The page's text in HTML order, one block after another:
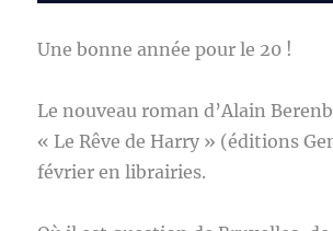
Une bonne année pour le 20 !
Le nouveau roman d’Alain
« Le Rêve de Harry » (éditions
février en librairies.